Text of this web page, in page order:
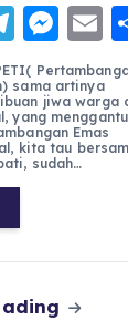
T
el
e
g
r
a
m
M
e
ss
e
n
E
l
sama artinya
jiwa warga
yang
Emas
kita tau
sudah…